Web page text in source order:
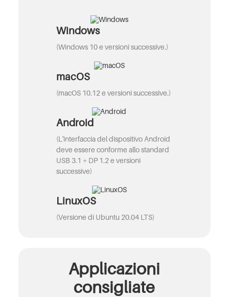
Windows
(Windows 10 e versioni successive.)
macOS
(macOS 10.12 e versioni successive.)
Android
(L'interfaccia del dispositivo Android
deve essere conforme allo standard
USB 3.1 + DP 1.2 e versioni
successive)
LinuxOS
(Versione di Ubuntu 20.04 LTS)
Applicazioni
consigliate